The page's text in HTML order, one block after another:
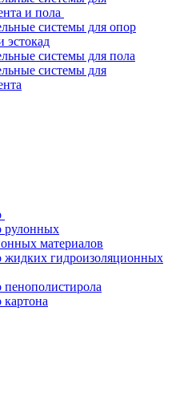
и пола
системы для опор
эстокад
системы для пола
системы для
рулонных
материалов
жидких гидроизоляционных
пенополистирола